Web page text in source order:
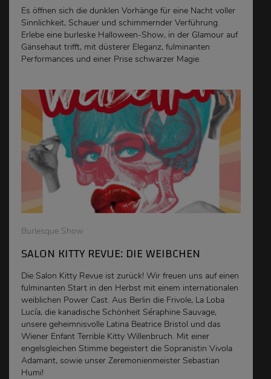
Es öffnen sich die dunklen Vorhänge für eine Nacht voller
Sinnlichkeit, Schauer und schimmernder Verführung.
Erlebe eine burleske Halloween-Show, in der Glamour auf
Gänsehaut trifft, mit düsterer Eleganz, fulminanten
Performances und einer Prise schwarzer Magie.
Burlesque Show
SALON KITTY REVUE: DIE WEIBCHEN
Die Salon Kitty Revue ist zurück! Wir freuen uns auf einen
fulminanten Start in den Herbst mit einem internationalen
weiblichen Power Cast. Aus Berlin die Frivole, La Loba
Lucía, die kanadische Schönheit Séraphine Sauvage,
unsere geheimnisvolle Latina Beatrice Bristol und das
Wiener Enfant Terrible Kitty Willenbruch. Mit einer
engelsgleichen Stimme begeistert die Sopranistin Vivola
Adamant, sowie unser Zeremonienmeister Sebastian
Humi!